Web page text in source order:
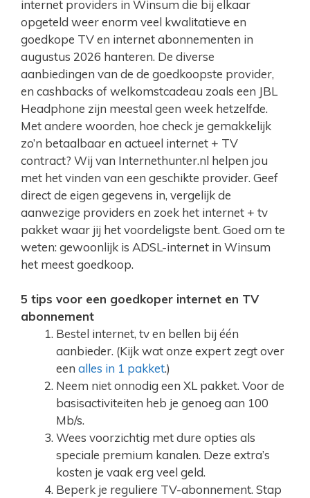
internet providers in Winsum die bij elkaar
opgeteld weer enorm veel kwalitatieve en
goedkope TV en internet abonnementen in
augustus 2026 hanteren. De diverse
aanbiedingen van de de goedkoopste provider,
en cashbacks of welkomstcadeau zoals een JBL
Headphone zijn meestal geen week hetzelfde.
Met andere woorden, hoe check je gemakkelijk
zo’n betaalbaar en actueel internet + TV
contract? Wij van Internethunter.nl helpen jou
met het vinden van een geschikte provider. Geef
direct de eigen gegevens in, vergelijk de
aanwezige providers en zoek het internet + tv
pakket waar jij het voordeligste bent. Goed om te
weten: gewoonlijk is ADSL-internet in Winsum
het meest goedkoop.
5 tips voor een goedkoper internet en TV
abonnement
Bestel internet, tv en bellen bij één
aanbieder. (Kijk wat onze expert zegt over
een alles in 1 pakket.)
Neem niet onnodig een XL pakket. Voor de
basisactiviteiten heb je genoeg aan 100
Mb/s.
Wees voorzichtig met dure opties als
speciale premium kanalen. Deze extra’s
kosten je vaak erg veel geld.
Beperk je reguliere TV-abonnement. Stap